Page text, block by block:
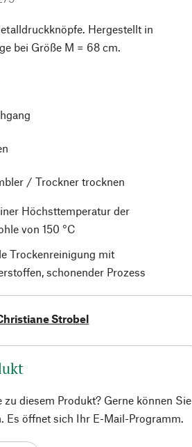
Hergestellt in
bei Größe M = 68 cm.
/ Trockner trocknen
Höchsttemperatur der
von 150 °C
Trockenreinigung mit
schonender Prozess
Strobel
zu diesem Produkt? Gerne können Sie
Es öffnet sich Ihr E-Mail-Programm.